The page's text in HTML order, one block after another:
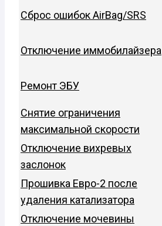
Сброс ошибок AirBag/SRS
Отключение иммобилайзера
Ремонт ЭБУ
Снятие ограничения
максимальной скорости
Отключение вихревых
заслонок
Прошивка Евро-2 после
удаления катализатора
Отключение мочевины